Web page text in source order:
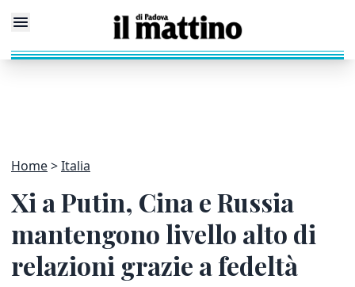
Home Italia
Xi a Putin, Cina e Russia
mantengono livello alto di
relazioni grazie a fedeltà